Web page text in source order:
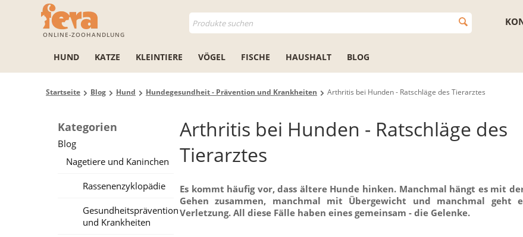
ONLINE-ZOOHANDLUNG
HUND KATZE KLEINTIERE VÖGEL FISCHE HAUSHALT BLOG
Startseite Blog Hund Hundegesundheit - Prävention und Krankheiten Arthritis bei Hunden - Ratschläge des Tierarztes
Kategorien
Blog
Nagetiere und Kaninchen
Rassenenzyklopädie
Gesundheitsprävention
und Krankheiten
Arthritis bei Hunden - Ratschläge des
Tierarztes
Es kommt häufig vor, dass ältere Hunde hinken. Manchmal hängt es mit
Gehen zusammen, manchmal mit Übergewicht und manchmal geht
Verletzung. All diese Fälle haben eines gemeinsam - die Gelenke.